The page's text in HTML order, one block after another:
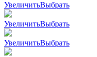
УвеличитьВыбрать
УвеличитьВыбрать
УвеличитьВыбрать